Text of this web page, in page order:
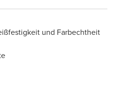
und Farbechtheit